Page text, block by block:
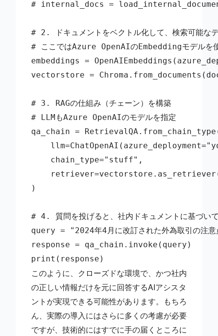
# internal_docs =
# 2. ドキュメントをベクトル化して、検索可能な
# ここではAzure OpenAIのEmbeddingモデルを
embeddings =
vectorstore =
# 3. RAGの仕組み（チェーン）を構築
# LLMもAzure OpenAIのモデルを指定
qa_chain =
    chain_type="stuff",
)
# 4. 質問を投げると、社内ドキュメントに基づい
query = "2024年4月に改訂された外為取引の注意
response = qa_chain.invoke(query)
print(response)
このように、クローズドな環境で、かつ社内
の正しい情報だけを元に回答するAIアシスタ
ントが実現できる可能性があります。もちろ
ん、実際の導入にはさらに多くの考慮が必要
ですが、技術的にはすでに手の届くところに